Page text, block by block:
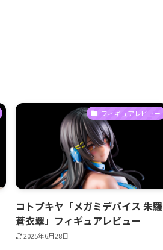
フィギュアレビュー
コトブキヤ「メガミデバイス 朱羅
蒼衣翠」フィギュアレビュー
2025年6月28日